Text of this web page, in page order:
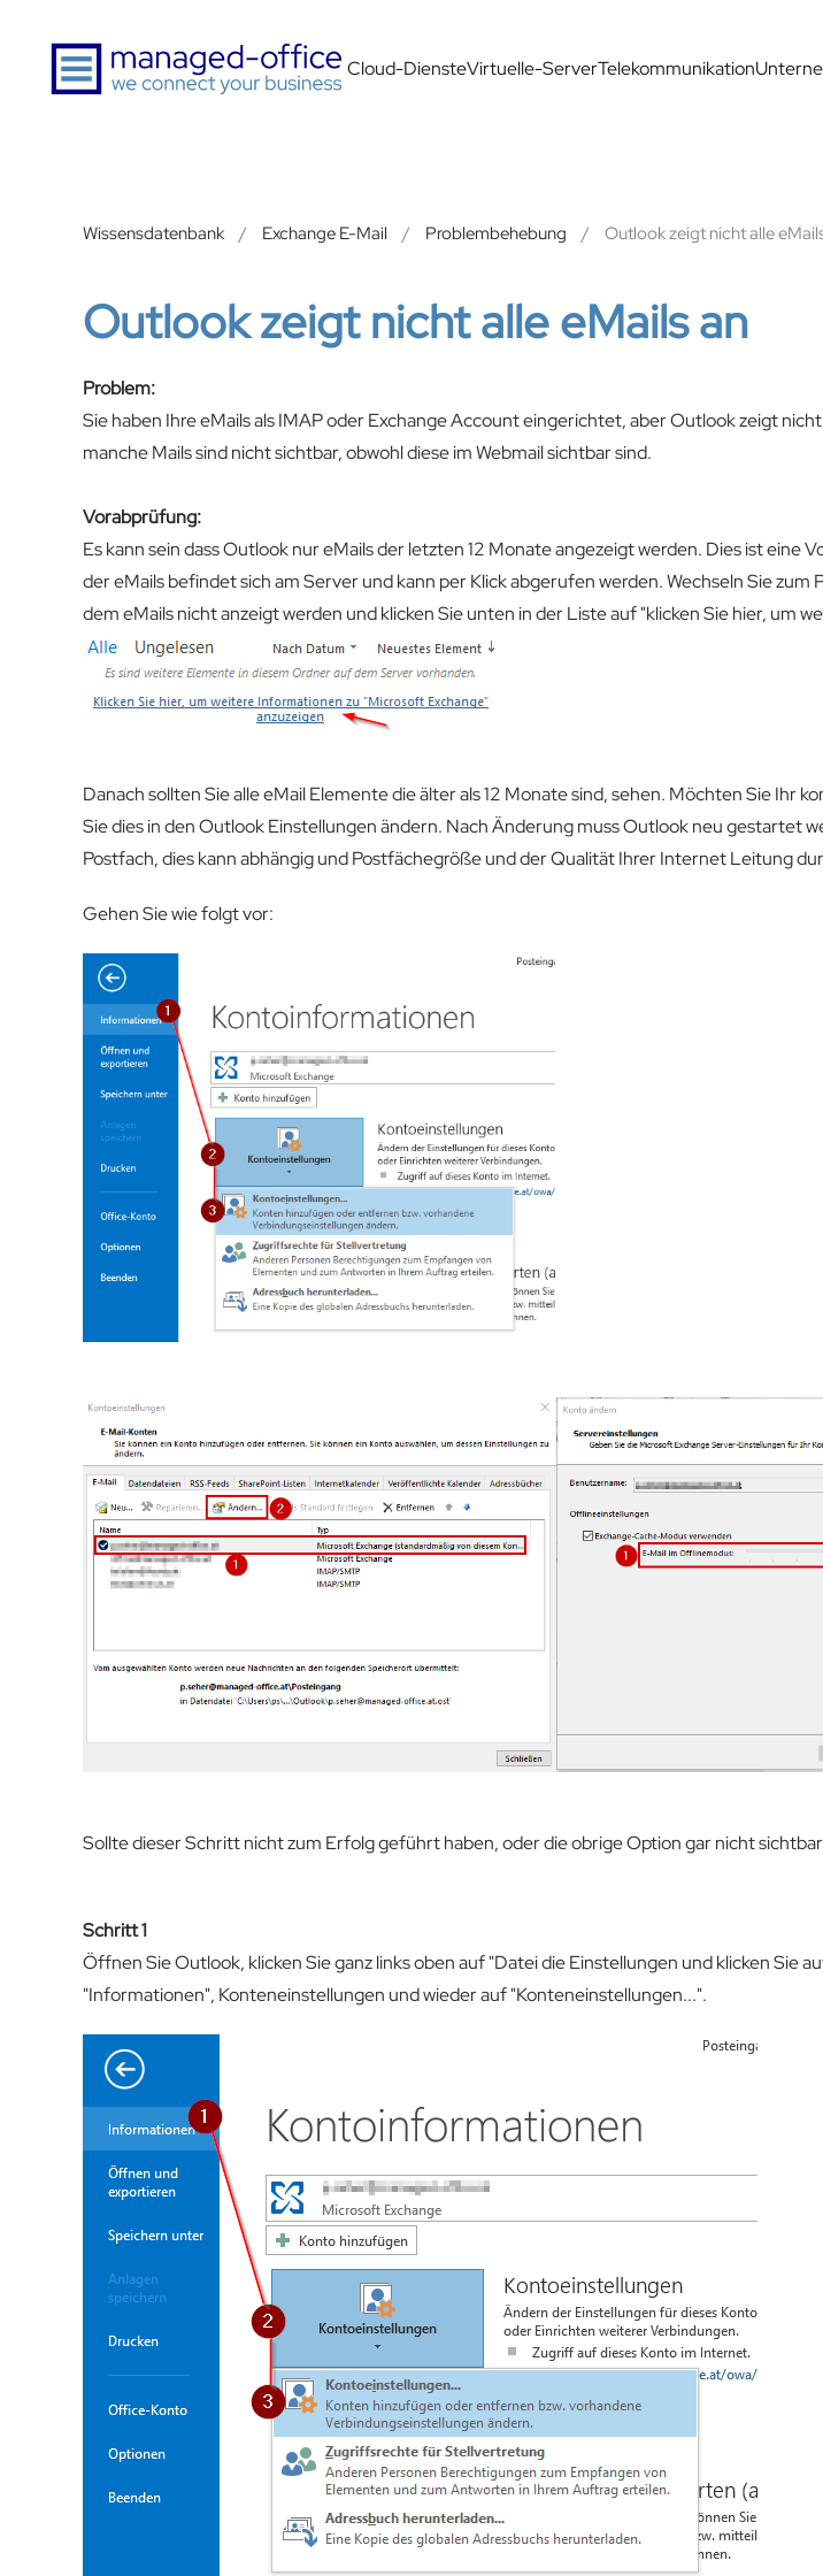
Zum Hauptinhalt springen Cloud-DiensteVirtuelle-ServerTelekommunikation
Wissensdatenbank Exchange E-Mail Problembehebung Outlook zeigt nicht alle
Outlook zeigt nicht alle eMails an
Problem:
Sie haben Ihre eMails als IMAP oder Exchange Account eingerichtet, aber Outlook zeigt
manche Mails sind nicht sichtbar, obwohl diese im Webmail sichtbar sind.
Vorabprüfung:
Es kann sein dass Outlook nur eMails der letzten 12 Monate angezeigt werden. Dies ist eine
der eMails befindet sich am Server und kann per Klick abgerufen werden. Wechseln Sie
dem eMails nicht anzeigt werden und klicken Sie unten in der Liste auf "klicken Sie hier, um
Danach sollten Sie alle eMail Elemente die älter als 12 Monate sind, sehen. Möchten Sie Ihr
Sie dies in den Outlook Einstellungen ändern. Nach Änderung muss Outlook neu gestartet
Postfach, dies kann abhängig und Postfächegröße und der Qualität Ihrer Internet Leitung
Gehen Sie wie folgt vor:
Sollte dieser Schritt nicht zum Erfolg geführt haben, oder die obrige Option gar nicht
Schritt 1
Öffnen Sie Outlook, klicken Sie ganz links oben auf "Datei die Einstellungen und klicken Sie
"Informationen", Konteneinstellungen und wieder auf "Konteneinstellungen...".